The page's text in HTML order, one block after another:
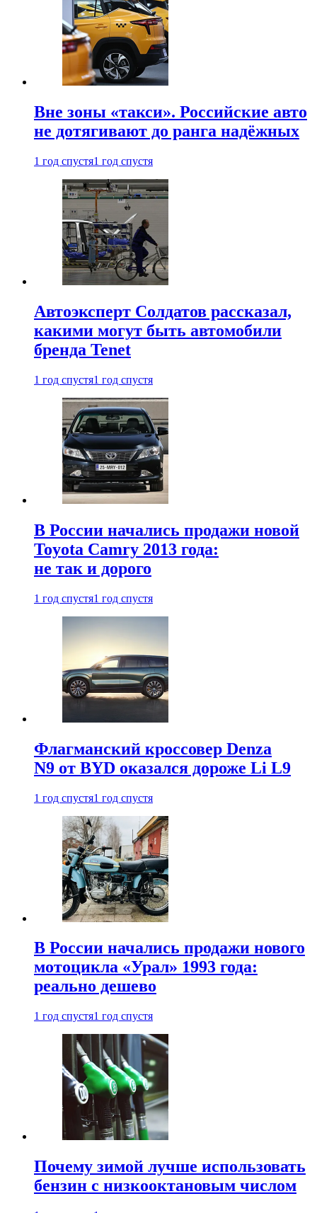
Вне зоны «такси». Российские авто
не дотягивают до ранга надёжных
1 год спустя1 год спустя
Автоэксперт Солдатов рассказал,
какими могут быть автомобили
бренда Tenet
1 год спустя1 год спустя
В России начались продажи новой
Toyota Camry 2013 года:
не так и дорого
1 год спустя1 год спустя
Флагманский кроссовер Denza
N9 от BYD оказался дороже Li L9
1 год спустя1 год спустя
В России начались продажи нового
мотоцикла «Урал» 1993 года:
реально дешево
1 год спустя1 год спустя
Почему зимой лучше использовать
бензин с низкооктановым числом